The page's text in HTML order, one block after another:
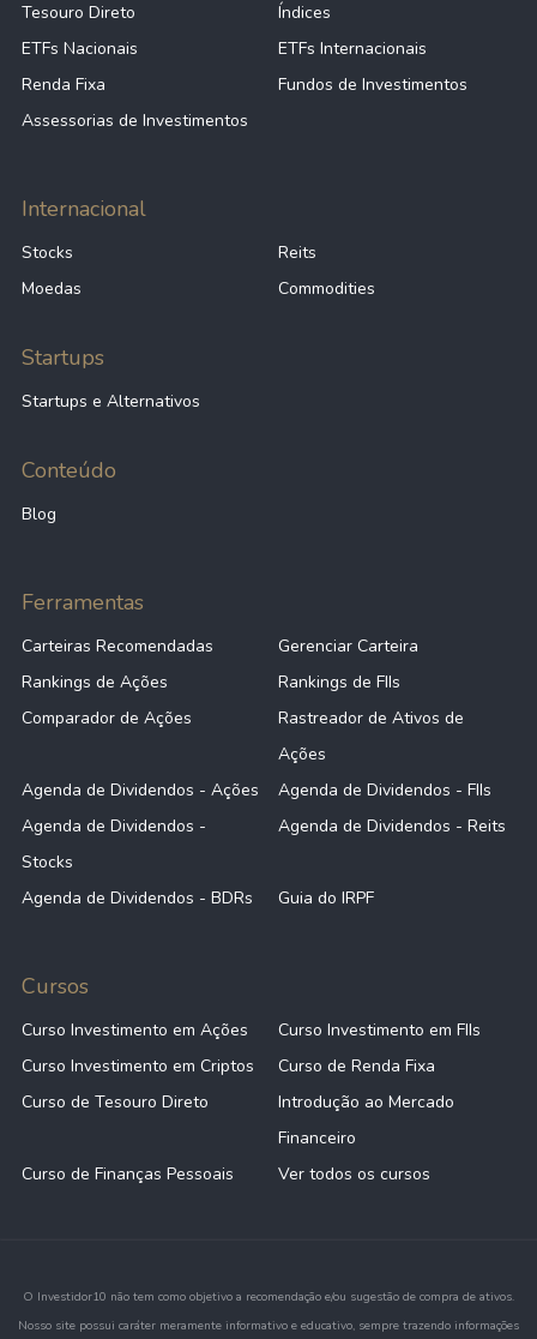
Tesouro Direto
Índices
ETFs Nacionais
ETFs Internacionais
Renda Fixa
Fundos de Investimentos
Assessorias de Investimentos
Internacional
Stocks
Reits
Moedas
Commodities
Startups
Startups e Alternativos
Conteúdo
Blog
Ferramentas
Carteiras Recomendadas
Gerenciar Carteira
Rankings de Ações
Rankings de FIIs
Comparador de Ações
Rastreador de Ativos de
Ações
Agenda de Dividendos - Ações
Agenda de Dividendos - FIIs
Agenda de Dividendos -
Stocks
Agenda de Dividendos - Reits
Agenda de Dividendos - BDRs Guia do IRPF
Cursos
Curso Investimento em Ações
Curso Investimento em FIIs
Curso Investimento em Criptos
Curso de Renda Fixa
Curso de Tesouro Direto
Introdução ao Mercado
Financeiro
Curso de Finanças Pessoais
Ver todos os cursos
O Investidor10 não tem como objetivo a recomendação e/ou sugestão de compra de ativos.
Nosso site possui caráter meramente informativo e educativo, sempre trazendo informações